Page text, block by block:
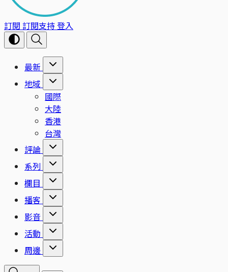
訂閱 訂閱支持登入
最新
地域
國際
大陸
香港
台灣
評論
系列
欄目
播客
影音
活動
周邊